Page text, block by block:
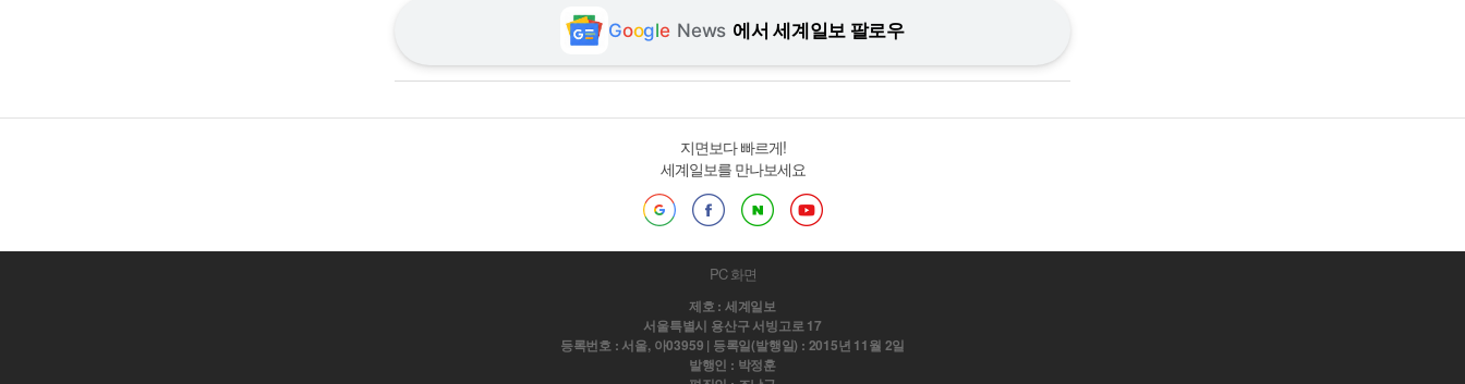
Google News 에서 세계일보 팔로우
지면보다 빠르게!
세계일보를 만나보세요
PC 화면
제호 : 세계일보
서울특별시 용산구 서빙고로 17
등록번호 : 서울, 아03959 | 등록일(발행일) : 2015년 11월 2일
발행인 : 박정훈